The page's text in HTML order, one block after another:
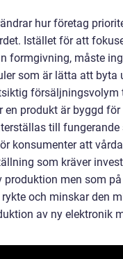
hur företag
Istället för att
formgivning, måste
som är lätta att byta
försäljningsvolym
en produkt är byggd
till fungerande
konsumenter att
som kräver
men som
och minskar den
av ny elektronik